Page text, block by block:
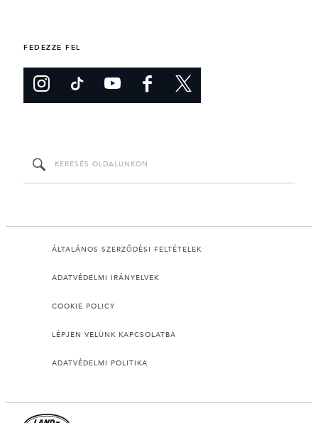
FEDEZZE FEL
ÁLTALÁNOS SZERZŐDÉSI FELTÉTELEK
ADATVÉDELMI IRÁNYELVEK
COOKIE POLICY
LÉPJEN VELÜNK KAPCSOLATBA
ADATVÉDELMI POLITIKA